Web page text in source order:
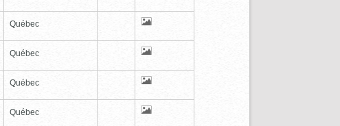
Québec
Québec
Québec
Québec